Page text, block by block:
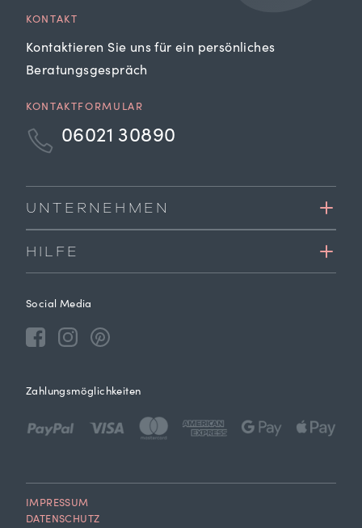
KONTAKT
Kontaktieren Sie uns für ein persönliches
Beratungsgespräch
KONTAKTFORMULAR
06021 30890
UNTERNEHMEN
HILFE
Social Media
Zahlungsmöglichkeiten
IMPRESSUM
DATENSCHUTZ